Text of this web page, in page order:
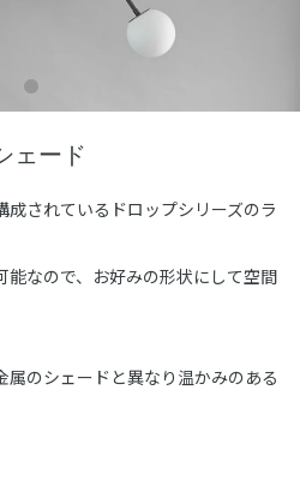
ェード
されているドロップシリーズのラ
なので、お好みの形状にして空間
のシェードと異なり温かみのある